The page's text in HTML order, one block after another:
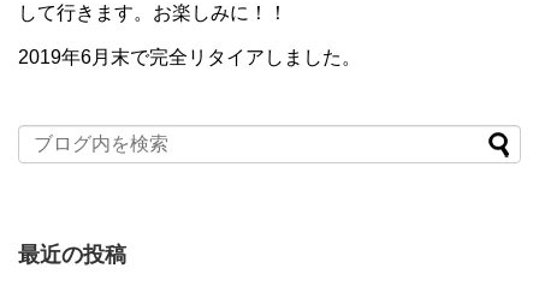
して行きます。お楽しみに！！
2019年6月末で完全リタイアしました。
最近の投稿